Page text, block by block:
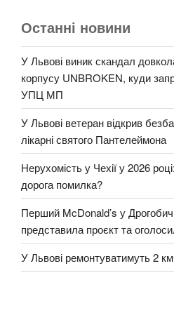
Останні новини
У Львові виник скандал
корпусу UNBROKEN, куди
УПЦ МП
У Львові ветеран відкрив
лікарні святого Пантелеймона
Нерухомість у Чехії у 2026
дорога помилка?
Перший McDonald’s у
представила проєкт та
У Львові ремонтуватимуть 2